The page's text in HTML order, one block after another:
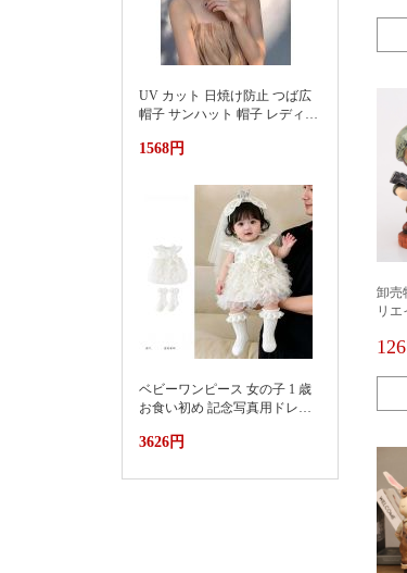
UV カット 日焼け防止 つば広
帽子 サンハット 帽子 レディー
好看防晒显脸小沙滩海边防紫
1568円
ベビーワンピース 女の子 1 歳
お食い初め 記念写真用ドレス
周礼服裙子婴儿夏装连衣裙蛋
3626円
卸売
リ
テ